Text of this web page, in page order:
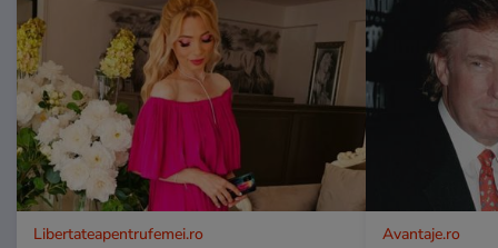
Libertateapentrufemei.ro Avantaje.ro